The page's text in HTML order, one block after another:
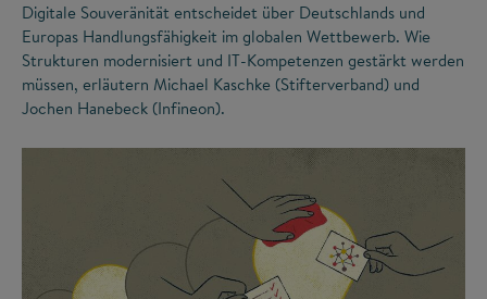
Digitale Souveränität entscheidet über Deutschlands und
Europas Handlungsfähigkeit im globalen Wettbewerb. Wie
Strukturen modernisiert und IT-Kompetenzen gestärkt werden
müssen, erläutern Michael Kaschke (Stifterverband) und
Jochen Hanebeck (Infineon).